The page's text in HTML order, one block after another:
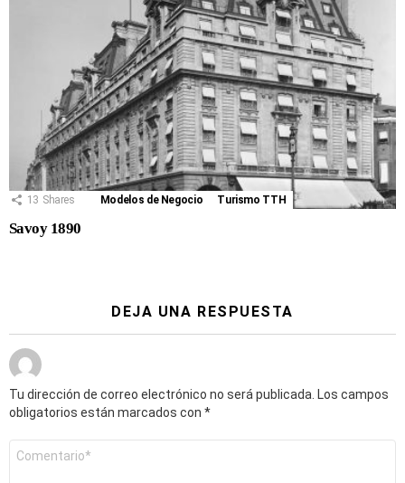
13 Shares Modelos de Negocio Turismo TTH
Savoy 1890
DEJA UNA RESPUESTA
Tu dirección de correo electrónico no será publicada. Los campos
obligatorios están marcados con *